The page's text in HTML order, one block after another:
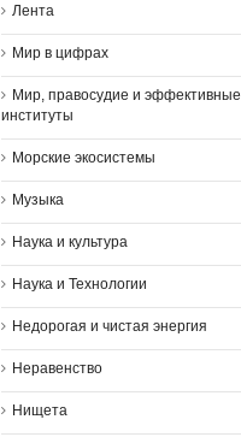
Лента
Мир в цифрах
Мир, правосудие и эффективные
институты
Морские экосистемы
Музыка
Наука и культура
Наука и Технологии
Недорогая и чистая энергия
Неравенство
Нищета